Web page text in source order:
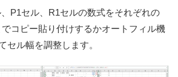
P1セル、R1セルの数式をそれぞれの
コピー貼り付けするかオートフィル機
セル幅を調整します。